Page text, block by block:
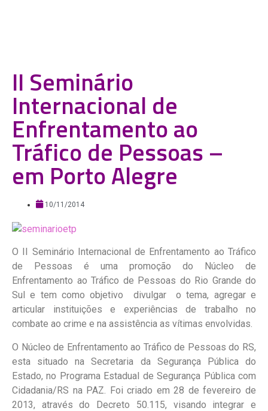
II Seminário
Internacional de
Enfrentamento ao
Tráfico de Pessoas –
em Porto Alegre
10/11/2014
O II Seminário Internacional de Enfrentamento ao Tráfico
de Pessoas é uma promoção do Núcleo de
Enfrentamento ao Tráfico de Pessoas do Rio Grande do
Sul e tem como objetivo divulgar o tema, agregar e
articular instituições e experiências de trabalho no
combate ao crime e na assistência as vítimas envolvidas.
O Núcleo de Enfrentamento ao Tráfico de Pessoas do RS,
esta situado na Secretaria da Segurança Pública do
Estado, no Programa Estadual de Segurança Pública com
Cidadania/RS na PAZ. Foi criado em 28 de fevereiro de
2013, através do Decreto 50.115, visando integrar e